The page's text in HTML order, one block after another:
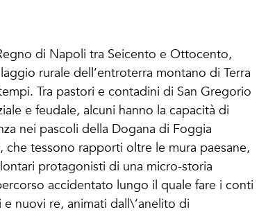
di Napoli tra Seicento e Ottocento,
rurale dell’entroterra montano di Terra
Tra pastori e contadini di San Gregorio
e feudale, alcuni hanno la capacità di
nei pascoli della Dogana di Foggia
tessono rapporti oltre le mura paesane,
protagonisti di una micro-storia
accidentato lungo il quale fare i conti
nuovi re, animati dall\’anelito di